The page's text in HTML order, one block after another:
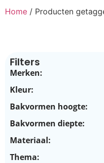
Home / Producten
Filters
Merken:
Kleur:
Bakvormen hoogte:
Bakvormen diepte:
Materiaal:
Thema: